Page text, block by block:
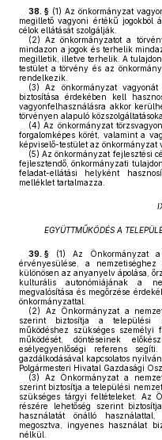
38. § (1) Az önkormányzat
megillető vagyoni értékű jogokból
célok ellátását szolgálják.
(2) Az önkormányzatot a
mindazon a jogok és terhelik
megilletik, illetve terhelik. A
testület a törvény és az
rendelkezik.
(3) Az önkormányzat vagyonát
biztosítása érdekében kell
vagyonfelhasználásra akkor
törvényen alapuló
(4) Az önkormányzat
forgalomképes körét, valamint a
képviselő-testület az önkormányzat
(5) Az önkormányzat fejlesztési
fejlesztendő, önkormányzati
feladat-ellátási helyként
melléklet tartalmazza.
EGYÜTTMŰKÖDÉS A
39. § (1) Az Önkormányzat a
érvényesülése, a nemzetiséghez
különösen az anyanyelv ápolása,
kulturális autonómiájának a
megvalósítása és megőrzése
önkormányzattal.
(2) Az Önkormányzat a
szerint biztosítja a települési
működéshez szükséges személyi
működését, döntéseinek
esélyegyenlőségi referens
gazdálkodásával kapcsolatos
Polgármesteri Hivatal Gazdasági
(3) Az Önkormányzat a
szerint biztosítja a települési
szükséges tárgyi feltételeket. Az
részére lehetőség szerint
használatát önálló
megosztva, ingyenes használat
nélkül.